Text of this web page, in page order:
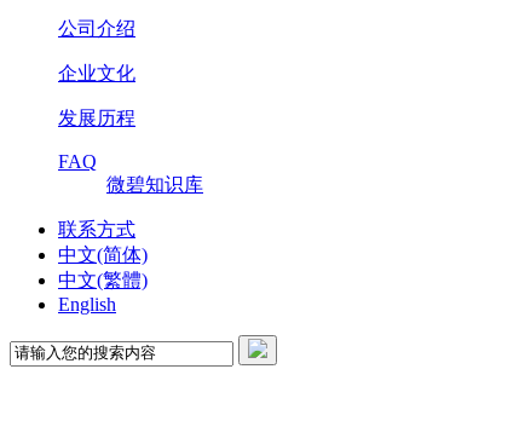
公司介绍
企业文化
发展历程
FAQ
微碧知识库
联系方式
中文(简体)
中文(繁體)
English